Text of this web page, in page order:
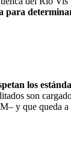
los
son
y que